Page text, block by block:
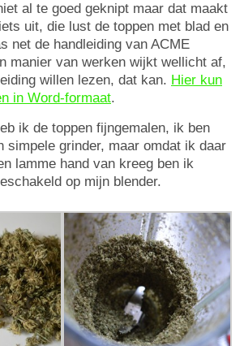
al te goed geknipt maar dat maakt
uit, die lust de toppen met blad en
net de handleiding van ACME
manier van werken wijkt wellicht af,
willen lezen, dat kan. Hier kun
in Word-formaat.
ik de toppen fijngemalen, ik ben
simpele grinder, maar omdat ik daar
lamme hand van kreeg ben ik
op mijn blender.